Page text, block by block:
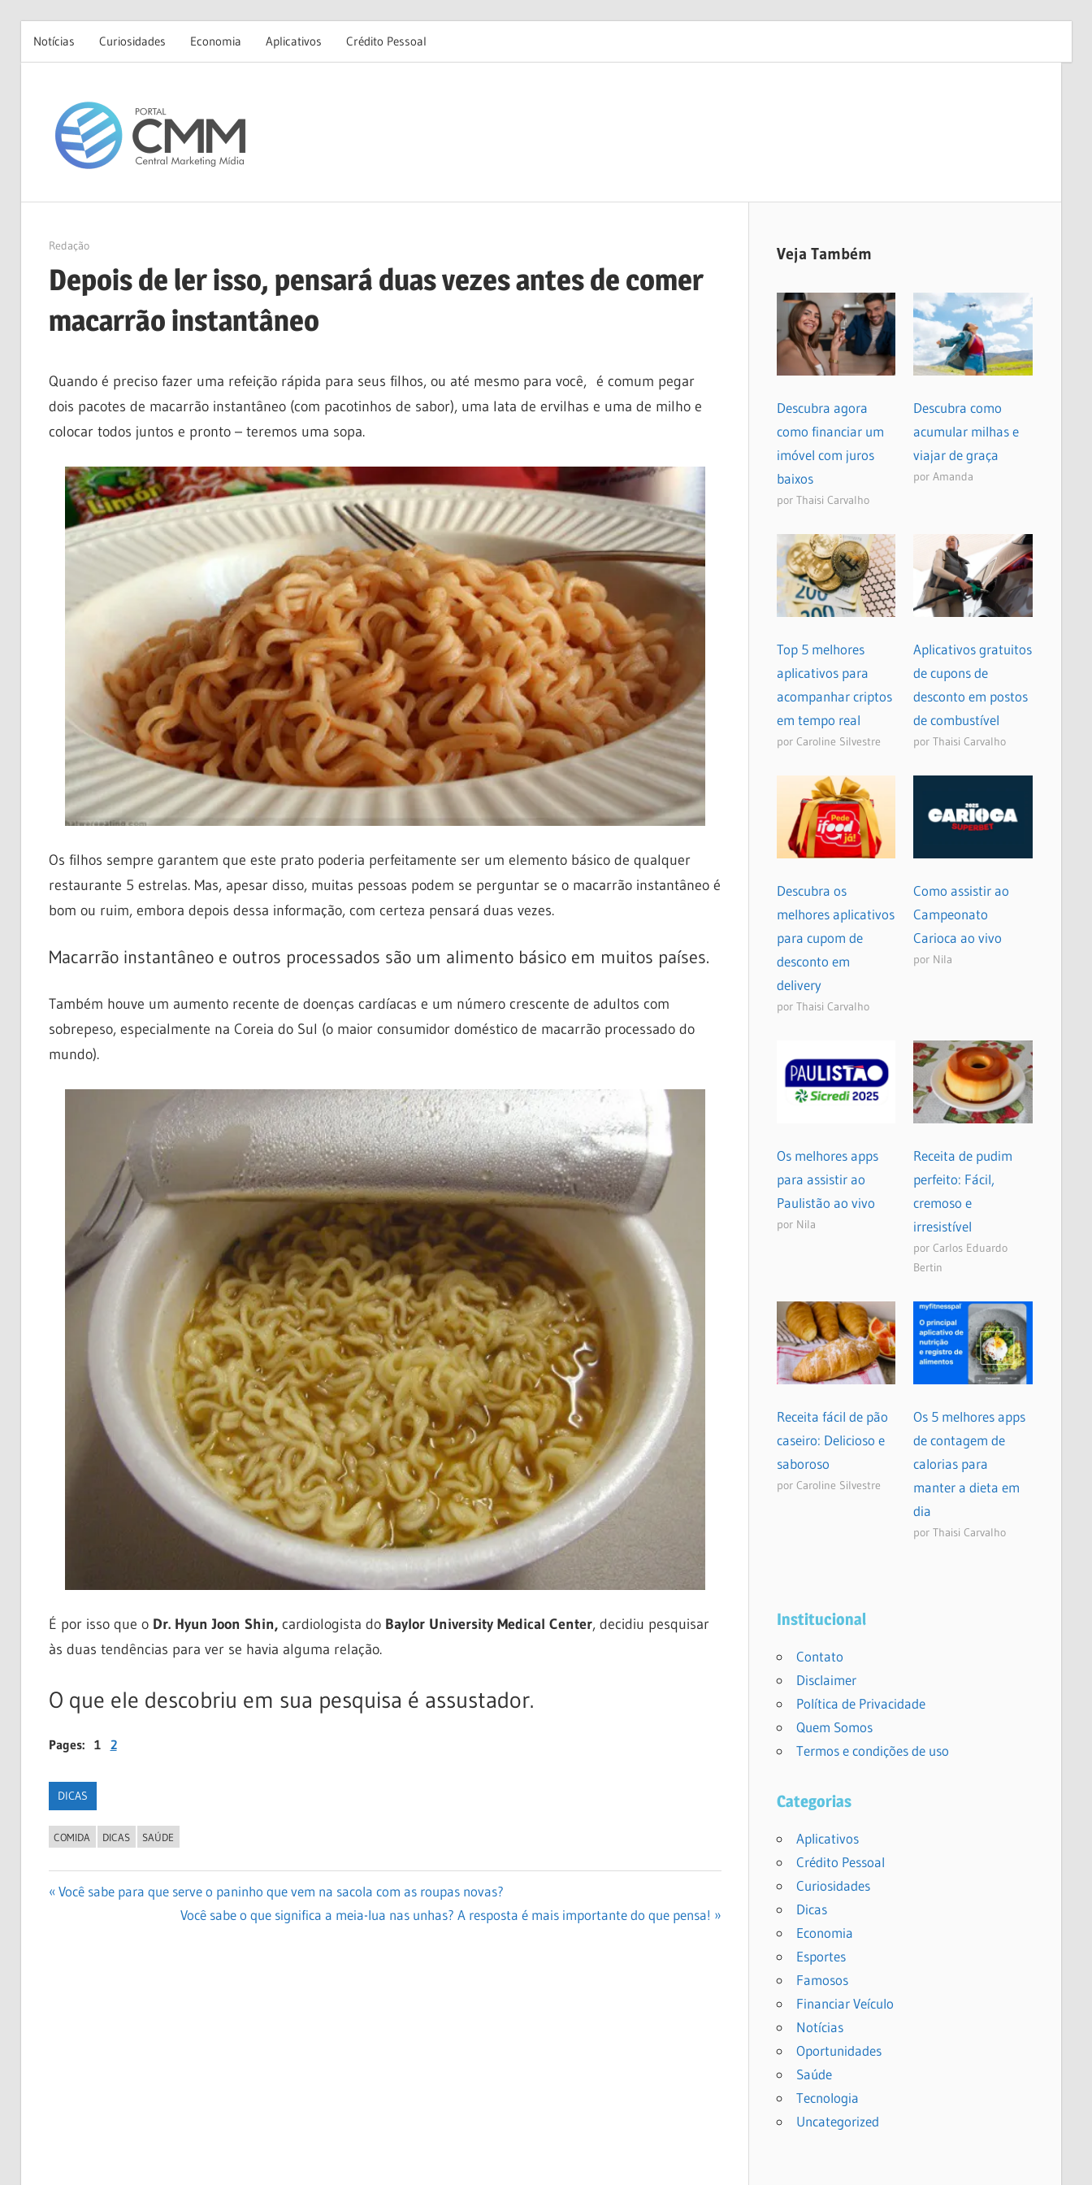
Notícias Curiosidades Economia Aplicativos Crédito Pessoal
content
17/11/2020
Redação
Depois de ler isso, pensará duas vezes antes de comer
macarrão instantâneo
Quando é preciso fazer uma refeição rápida para seus filhos, ou até mesmo para você, é comum pegar
dois pacotes de macarrão instantâneo (com pacotinhos de sabor), uma lata de ervilhas e uma de milho e
colocar todos juntos e pronto – teremos uma sopa.
Os filhos sempre garantem que este prato poderia perfeitamente ser um elemento básico de qualquer
restaurante 5 estrelas. Mas, apesar disso, muitas pessoas podem se perguntar se o macarrão instantâneo é
bom ou ruim, embora depois dessa informação, com certeza pensará duas vezes.
Macarrão instantâneo e outros processados são um alimento básico em muitos países.
Também houve um aumento recente de doenças cardíacas e um número crescente de adultos com
sobrepeso, especialmente na Coreia do Sul (o maior consumidor doméstico de macarrão processado do
mundo).
É por isso que o Dr. Hyun Joon Shin,cardiologista do Baylor University Medical Center, decidiu pesquisar
às duas tendências para ver se havia alguma relação.
O que ele descobriu em sua pesquisa é assustador.
Pages: 1 2
DICAS
COMIDA DICAS SAÚDE
Navegação
Previous
Você sabe para que serve o paninho que vem na sacola com as roupas novas?
Next
Você sabe o que significa a meia-lua nas unhas? A resposta é mais importante do que pensa!
Veja Também
Descubra agora
como financiar um
imóvel com juros
baixos
por Thaisi Carvalho
Descubra como
acumular milhas e
viajar de graça
por Amanda
Top 5 melhores
aplicativos para
acompanhar criptos
em tempo real
por Caroline Silvestre
Aplicativos gratuitos
de cupons de
desconto em postos
de combustível
por Thaisi Carvalho
Descubra os
melhores aplicativos
para cupom de
desconto em
delivery
por Thaisi Carvalho
Como assistir ao
Campeonato
Carioca ao vivo
por Nila
Os melhores apps
para assistir ao
Paulistão ao vivo
por Nila
Receita de pudim
perfeito: Fácil,
cremoso e
irresistível
por Carlos Eduardo
Bertin
Receita fácil de pão
caseiro: Delicioso e
saboroso
por Caroline Silvestre
Os 5 melhores apps
de contagem de
calorias para
manter a dieta em
dia
por Thaisi Carvalho
Institucional
Contato
Disclaimer
Política de Privacidade
Quem Somos
Termos e condições de uso
Categorias
Aplicativos
Crédito Pessoal
Curiosidades
Dicas
Economia
Esportes
Famosos
Financiar Veículo
Notícias
Oportunidades
Saúde
Tecnologia
Uncategorized